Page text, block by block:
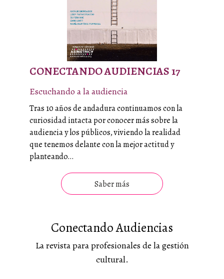
CONECTANDO AUDIENCIAS 17
Escuchando a la audiencia
Tras 10 años de andadura continuamos con la
curiosidad intacta por conocer más sobre la
audiencia y los públicos, viviendo la realidad
que tenemos delante con la mejor actitud y
planteando…
Saber más
Conectando Audiencias
La revista para profesionales de la gestión
cultural.